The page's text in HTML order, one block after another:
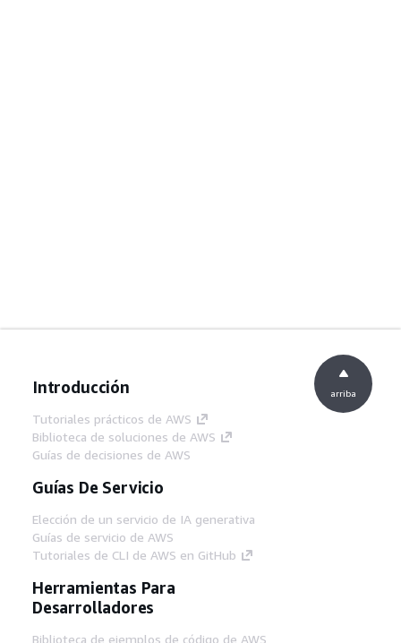
Introducción
Tutoriales prácticos de AWS
Biblioteca de soluciones de AWS
Guías de decisiones de AWS
Guías De Servicio
Elección de un servicio de IA generativa
Guías de servicio de AWS
Tutoriales de CLI de AWS en GitHub
Herramientas Para
Desarrolladores
Biblioteca de ejemplos de código de AWS
arriba